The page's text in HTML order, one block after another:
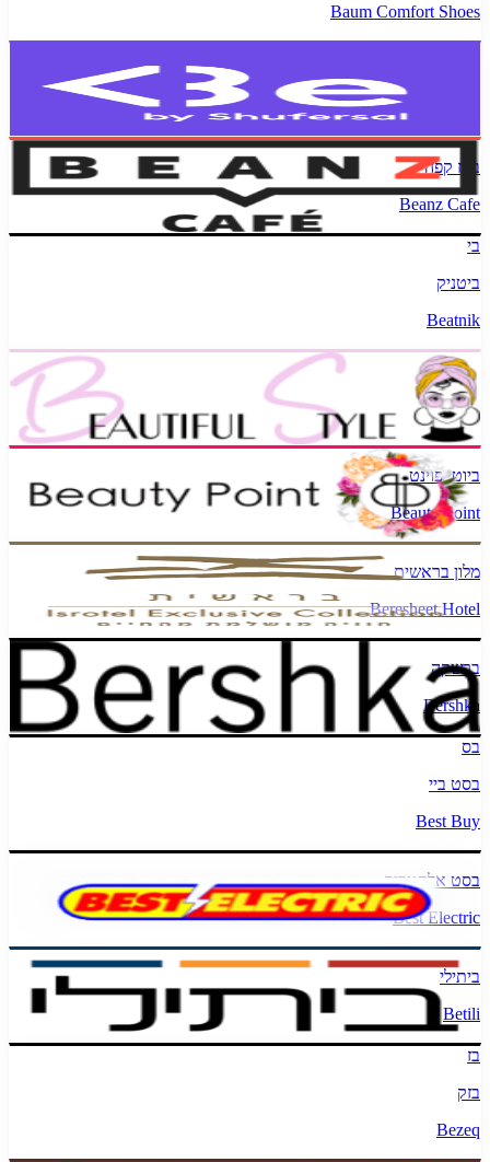
Baum Comfort Shoes
בינז קפה
Beanz Cafe
בי
ביטניק
Beatnik
יפה בסטייל
Beautiful Style
ביוטי פוינט
Beauty Point
מלון בראשית
Beresheet Hotel
ברשקה
Bershka
בס
בסט ביי
Best Buy
בסט אלקטריק
Best Electric
ביתילי
Betili
בז
בזק
Bezeq